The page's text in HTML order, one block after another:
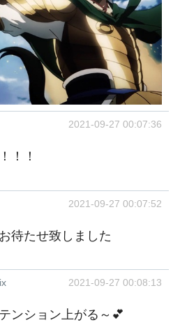
2021-09-27 00:07:36
！！
2021-09-27 00:07:52
待たせ致しました
2021-09-27 00:08:13
ンション上がる～💕